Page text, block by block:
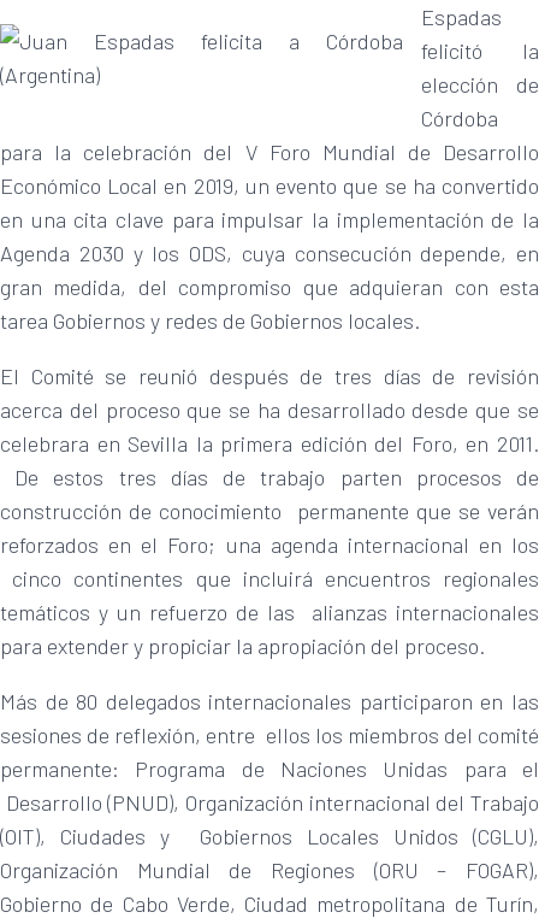
Espadas
felicitó la
elección de
Córdoba
para la celebración del V Foro Mundial de Desarrollo
Económico Local en 2019, un evento que se ha convertido
en una cita clave para impulsar la implementación de la
Agenda 2030 y los ODS, cuya consecución depende, en
gran medida, del compromiso que adquieran con esta
tarea Gobiernos y redes de Gobiernos locales.
El Comité se reunió después de tres días de revisión
acerca del proceso que se ha desarrollado desde que se
celebrara en Sevilla la primera edición del Foro, en 2011.
De estos tres días de trabajo parten procesos de
construcción de conocimiento permanente que se verán
reforzados en el Foro; una agenda internacional en los
cinco continentes que incluirá encuentros regionales
temáticos y un refuerzo de las alianzas internacionales
para extender y propiciar la apropiación del proceso.
Más de 80 delegados internacionales participaron en las
sesiones de reflexión, entre ellos los miembros del comité
permanente: Programa de Naciones Unidas para el
Desarrollo (PNUD), Organización internacional del Trabajo
(OIT), Ciudades y Gobiernos Locales Unidos (CGLU),
Organización Mundial de Regiones (ORU – FOGAR),
Gobierno de Cabo Verde, Ciudad metropolitana de Turín,